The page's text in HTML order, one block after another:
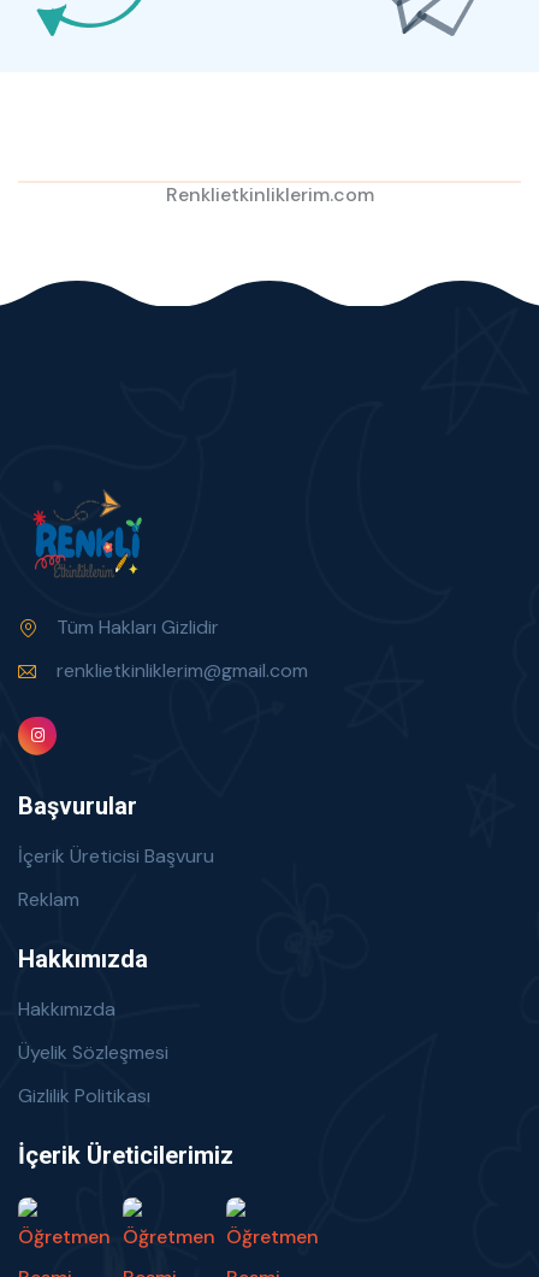
Renklietkinliklerim.com
Tüm Hakları Gizlidir
renklietkinliklerim@gmail.com
Başvurular
İçerik Üreticisi Başvuru
Reklam
Hakkımızda
Hakkımızda
Üyelik Sözleşmesi
Gizlilik Politikası
İçerik Üreticilerimiz